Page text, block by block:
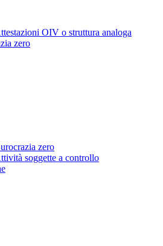
OIV o struttura analoga
zero
zero
soggette a controllo